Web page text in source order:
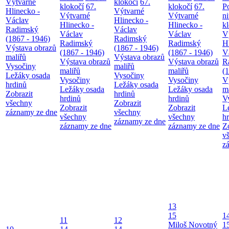
Výtvarné
Hlinecko -
Václav
Radimský
(1867 - 1946)
Výstava obrazů
maliřů
Vysočiny
Ležáky osada
hrdinů
Zobrazit
všechny
záznamy ze dne
klokočí 67.
Výtvarné
Hlinecko -
Václav
Radimský
(1867 - 1946)
Výstava obrazů
maliřů
Vysočiny
Ležáky osada
hrdinů
Zobrazit
všechny
záznamy ze dne
klokočí 67.
Výtvarné
Hlinecko -
Václav
Radimský
(1867 - 1946)
Výstava obrazů
maliřů
Vysočiny
Ležáky osada
hrdinů
Zobrazit
všechny
záznamy ze dne
klokočí 67.
Výtvarné
Hlinecko -
Václav
Radimský
(1867 - 1946)
Výstava obrazů
maliřů
Vysočiny
Ležáky osada
hrdinů
Zobrazit
všechny
záznamy ze dne
11
12
13
15
Miloš Novotný